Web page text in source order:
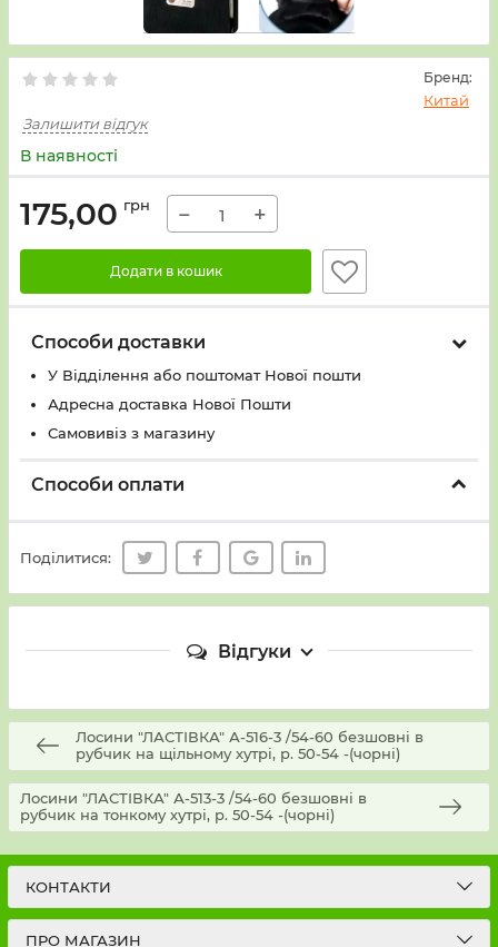
Бренд:
Китай
Залишити відгук
В наявності
175,00 грн − +
Додати в кошик
Способи доставки
У Вiддiлення або поштомат Нової пошти
Адресна доставка Нової Пошти
Самовивіз з магазину
Способи оплати
Поділитися:
Відгуки
Лосини "ЛАСТІВКА" А-516-3 /54-60 безшовні в
рубчик на щільному хутрі, р. 50-54 -(чорні)
Лосини "ЛАСТІВКА" А-513-3 /54-60 безшовні в
рубчик на тонкому хутрі, р. 50-54 -(чорні)
КОНТАКТИ
ПРО МАГАЗИН